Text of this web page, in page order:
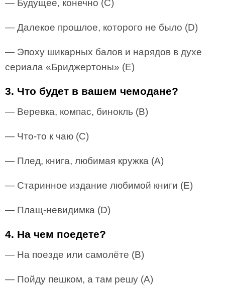
— Будущее, конечно (С)
— Далекое прошлое, которого не было (D)
— Эпоху шикарных балов и нарядов в духе
сериала «Бриджертоны» (E)
3. Что будет в вашем чемодане?
— Веревка, компас, бинокль (В)
— Что-то к чаю (С)
— Плед, книга, любимая кружка (А)
— Старинное издание любимой книги (E)
— Плащ-невидимка (D)
4. На чем поедете?
— На поезде или самолёте (В)
— Пойду пешком, а там решу (А)